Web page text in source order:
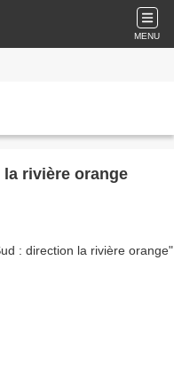
MENU
rivière orange